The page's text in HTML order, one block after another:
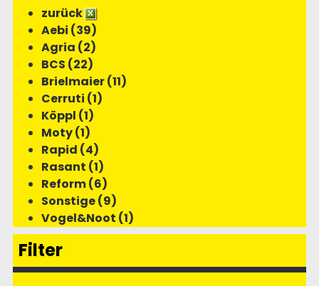
zurück
Aebi (39)
Agria (2)
BCS (22)
Brielmaier (11)
Cerruti (1)
Köppl (1)
Moty (1)
Rapid (4)
Rasant (1)
Reform (6)
Sonstige (9)
Vogel&Noot (1)
Filter